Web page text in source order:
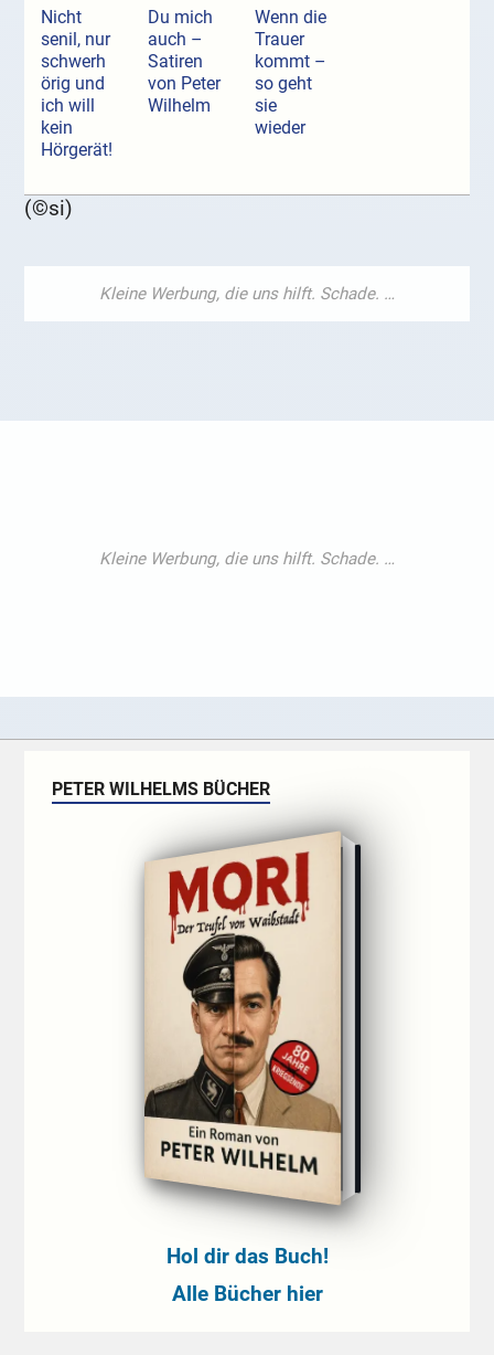
Nicht
senil, nur
schwerh
örig und
ich will
kein
Hörgerät!
Du mich
auch –
Satiren
von Peter
Wilhelm
Wenn die
Trauer
kommt –
so geht
sie
wieder
(©si)
PETER WILHELMS BÜCHER
Hol dir das Buch!
Alle Bücher hier